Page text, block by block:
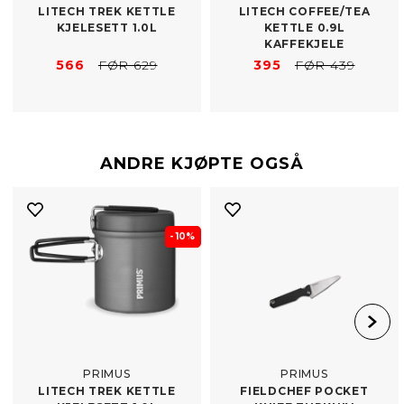
LITECH TREK KETTLE
KJELESETT 1.0L
566 FØR 629
LITECH COFFEE/​TEA
KETTLE 0.9L
KAFFEKJELE
395 FØR 439
ANDRE KJØPTE OGSÅ
- 10%
PRIMUS
LITECH TREK KETTLE
PRIMUS
FIELDCHEF POCKET